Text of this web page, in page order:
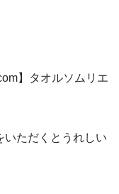
】タオルソムリエ
いただくとうれしい